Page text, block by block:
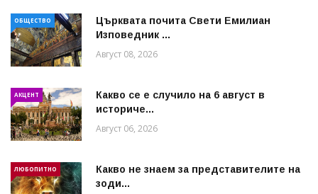
ОБЩЕСТВО
Църквата почита Свeти Емилиан
Изповедник ...
Август 08, 2026
АКЦЕНТ
Какво се е случило на 6 август в
историче...
Август 06, 2026
ЛЮБОПИТНО
Какво не знаем за представителите на
зоди...